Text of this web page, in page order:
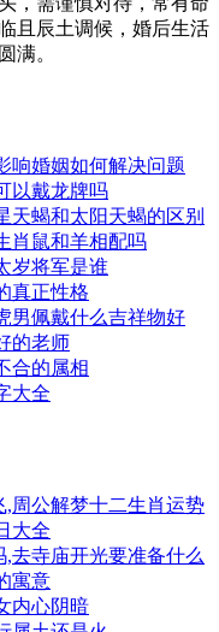
且辰土调候，婚后生活
满。
响婚姻如何解决问题
以戴龙牌吗
天蝎和太阳天蝎的区别
肖鼠和羊相配吗
岁将军是谁
真正性格
男佩戴什么吉祥物好
的老师
合的属相
大全
周公解梦十二生肖运势
大全
去寺庙开光要准备什么
寓意
内心阴暗